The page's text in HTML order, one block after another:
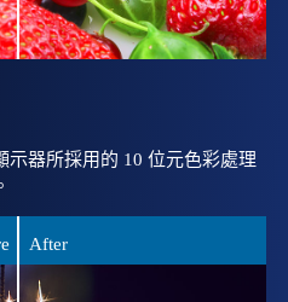
示器所採用的 10 位元色彩處理
After